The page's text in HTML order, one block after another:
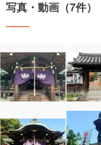
写真・動画（7件）